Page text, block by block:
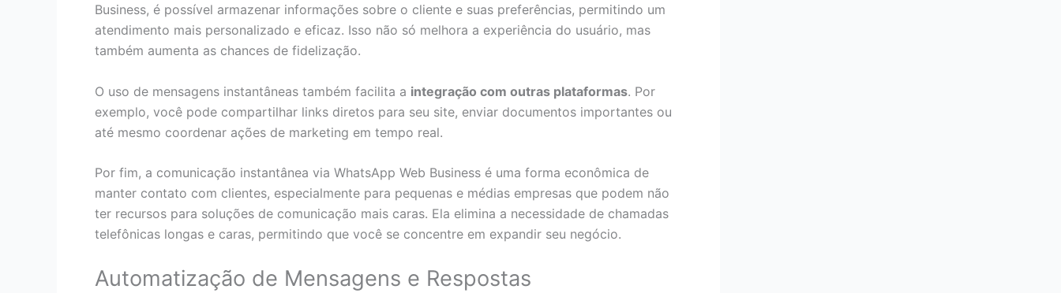
Business, é possível armazenar informações sobre o cliente e suas preferências, permitindo um
atendimento mais personalizado e eficaz. Isso não só melhora a experiência do usuário, mas
também aumenta as chances de fidelização.
O uso de mensagens instantâneas também facilita a integração com outras plataformas. Por
exemplo, você pode compartilhar links diretos para seu site, enviar documentos importantes ou
até mesmo coordenar ações de marketing em tempo real.
Por fim, a comunicação instantânea via WhatsApp Web Business é uma forma econômica de
manter contato com clientes, especialmente para pequenas e médias empresas que podem não
ter recursos para soluções de comunicação mais caras. Ela elimina a necessidade de chamadas
telefônicas longas e caras, permitindo que você se concentre em expandir seu negócio.
Automatização de Mensagens e Respostas